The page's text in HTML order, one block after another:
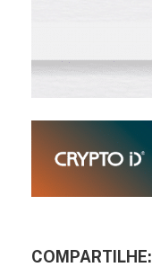
COMPARTILHE: